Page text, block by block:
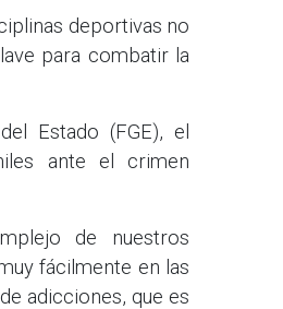
deportivas no
para combatir la
Estado (FGE), el
ante el crimen
de nuestros
fácilmente en las
adicciones, que es